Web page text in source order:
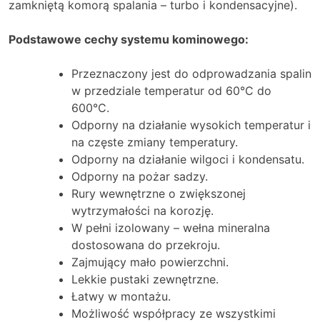
zamkniętą komorą spalania – turbo i kondensacyjne).
Podstawowe cechy systemu kominowego:
Przeznaczony jest do odprowadzania spalin
w przedziale temperatur od 60°C do
600°C.
Odporny na działanie wysokich temperatur i
na częste zmiany temperatury.
Odporny na działanie wilgoci i kondensatu.
Odporny na pożar sadzy.
Rury wewnętrzne o zwiększonej
wytrzymałości na korozję.
W pełni izolowany – wełna mineralna
dostosowana do przekroju.
Zajmujący mało powierzchni.
Lekkie pustaki zewnętrzne.
Łatwy w montażu.
Możliwość współpracy ze wszystkimi